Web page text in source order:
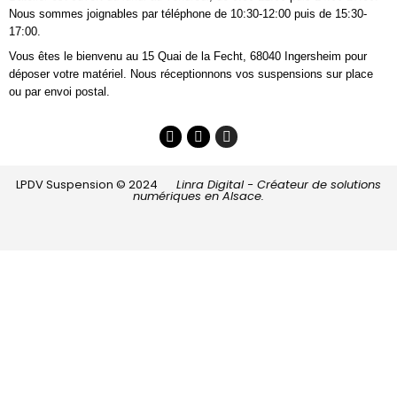
Nous sommes joignables par téléphone de 10:30-12:00 puis de 15:30-
17:00.
Vous êtes le bienvenu au 15 Quai de la Fecht, 68040 Ingersheim pour
déposer votre matériel. Nous réceptionnons vos suspensions sur place
ou par envoi postal.
LPDV Suspension © 2024 Linra Digital - Créateur de solutions
numériques en Alsace.